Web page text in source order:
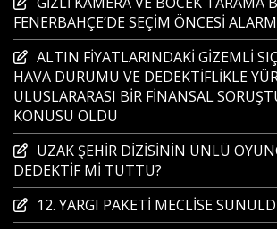
FENERBAHÇE’DE SEÇİM ÖNCESİ
ALTIN FİYATLARINDAKİ GİZEMLİ
HAVA DURUMU VE DEDEKTİFLİKLE
ULUSLARARASI BİR FİNANSAL
KONUSU OLDU
UZAK ŞEHİR DİZİSİNİN ÜNLÜ
DEDEKTİF Mİ TUTTU?
12. YARGI PAKETİ MECLİSE